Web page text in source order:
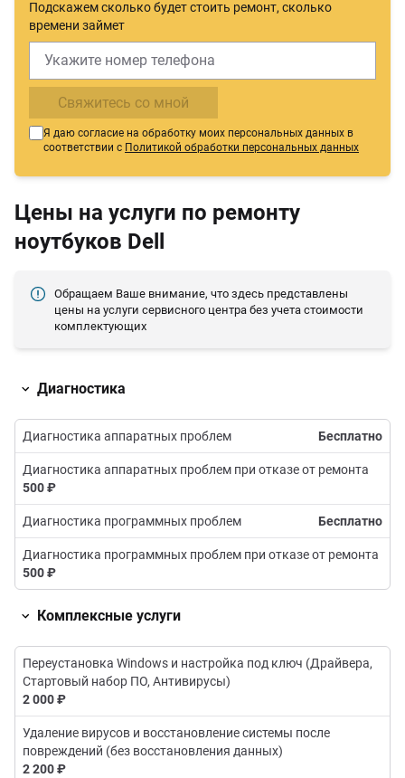
Подскажем сколько будет стоить ремонт, сколько
времени займет
Свяжитесь со мной
Я даю согласие на обработку моих персональных данных в
соответствии с Политикой обработки персональных данных
Цены на услуги по ремонту
ноутбуков Dell
Обращаем Ваше внимание, что здесь представлены
цены на услуги сервисного центра без учета стоимости
комплектующих
Диагностика
Диагностика аппаратных проблем Бесплатно
Диагностика аппаратных проблем при отказе от ремонта
500 ₽
Диагностика программных проблем Бесплатно
Диагностика программных проблем при отказе от ремонта
500 ₽
Комплексные услуги
Переустановка Windows и настройка под ключ (Драйвера,
Стартовый набор ПО, Антивирусы)
2 000 ₽
Удаление вирусов и восстановление системы после
повреждений (без восстановления данных)
2 200 ₽